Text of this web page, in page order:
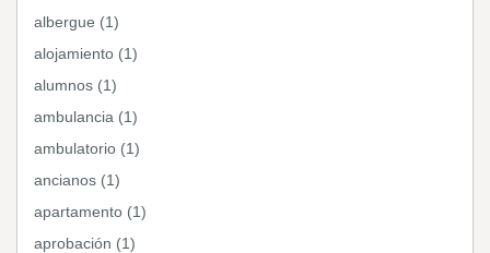
albergue (1)
alojamiento (1)
alumnos (1)
ambulancia (1)
ambulatorio (1)
ancianos (1)
apartamento (1)
aprobación (1)